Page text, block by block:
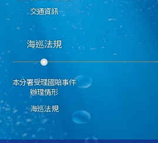
交通資訊
海巡法規
本分署受理國賠事件
辦理情形
海巡法規